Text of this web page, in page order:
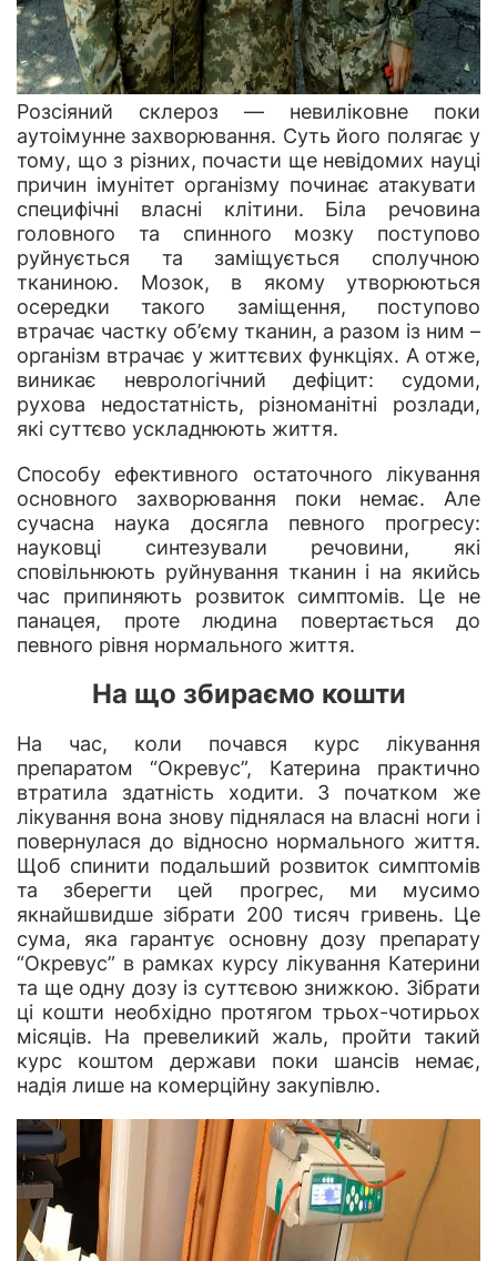
Розсіяний склероз — невиліковне поки
аутоімунне захворювання. Суть його полягає у
тому, що з різних, почасти ще невідомих науці
причин імунітет організму починає атакувати
специфічні власні клітини. Біла речовина
головного та спинного мозку поступово
руйнується та заміщується сполучною
тканиною. Мозок, в якому утворюються
осередки такого заміщення, поступово
втрачає частку об’єму тканин, а разом із ним –
організм втрачає у життєвих функціях. А отже,
виникає неврологічний дефіцит: судоми,
рухова недостатність, різноманітні розлади,
які суттєво ускладнюють життя.
Способу ефективного остаточного лікування
основного захворювання поки немає. Але
сучасна наука досягла певного прогресу:
науковці синтезували речовини, які
сповільнюють руйнування тканин і на якийсь
час припиняють розвиток симптомів. Це не
панацея, протелюдина повертається до
певного рівня нормального життя.
На що збираємо кошти
На час, коли почався курс лікування
препаратом “Окревус”, Катерина практично
втратила здатність ходити. З початком же
лікування вона знову піднялася на власні ноги і
повернулася до відносно нормального життя.
Щоб спинити подальший розвиток симптомів
та зберегти цей прогрес, ми мусимо
якнайшвидше зібрати 200 тисяч гривень. Це
сума, яка гарантує основну дозу препарату
“Окревус” в рамках курсу лікування Катерини
та ще одну дозу із суттєвою знижкою. Зібрати
ці кошти необхідно протягом трьох-чотирьох
місяців. На превеликий жаль, пройти такий
курс коштом держави поки шансів немає,
надія лише на комерційну закупівлю.